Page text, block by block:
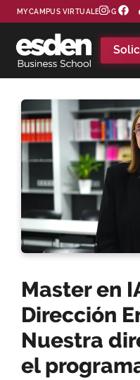
MYCAMPUS VIRTUAL BLOG
Master en
Dirección
Nuestra
el